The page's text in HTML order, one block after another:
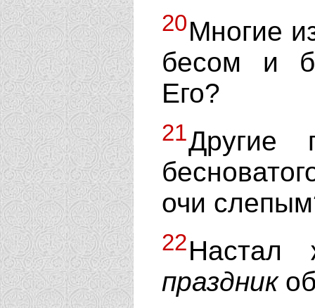
20Многие
бесом и
Его?
21Другие
очи
22Настал
праздник